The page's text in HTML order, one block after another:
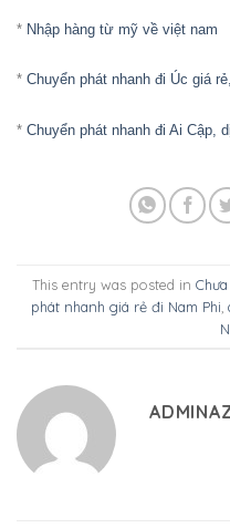
* Nhập hàng từ mỹ về việt nam
* Chuyển phát nhanh đi Úc giá
* Chuyển phát nhanh đi Ai Cập,
This entry was posted in
phát nhanh giá rẻ đi Nam Phi